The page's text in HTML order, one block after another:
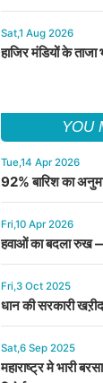
Sat,1 Aug 2026
हाजिर मंडियों के
YOU
Tue,14 Apr 2026
92% बारिश का
Fri,10 Apr 2026
हवाओं का बदला रुख
Fri,3 Oct 2025
धान की सरकारी
Sat,6 Sep 2025
महाराष्ट्र मे भारी